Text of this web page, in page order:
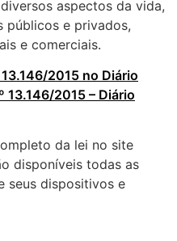
aspectos da vida,
públicos e privados,
e comerciais.
2015 no Diário
13.146/2015 – Diário
da lei no site
disponíveis todas as
seus dispositivos e